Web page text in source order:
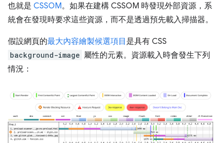
也就是 CSSOM。如果在建構 CSSOM 時發現外部資源，系
統會在發現時要求這些資源，而不是透過預先載入掃描器。
假設網頁的最大內容繪製候選項目 是具有 CSS
background-image 屬性的元素。資源載入時會發生下列
情況：